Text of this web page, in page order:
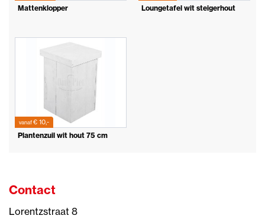
Mattenklopper Loungetafel wit steigerhout
vanaf€ 10,-
Plantenzuil wit hout 75 cm
Contact
Lorentzstraat 8